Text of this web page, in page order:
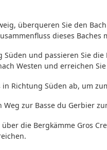
überqueren Sie den
dieses Baches
Süden und passieren Sie
Westen und erreichen
Richtung Süden ab, um
zur Basse du Gerbier
die Bergkämme Gros